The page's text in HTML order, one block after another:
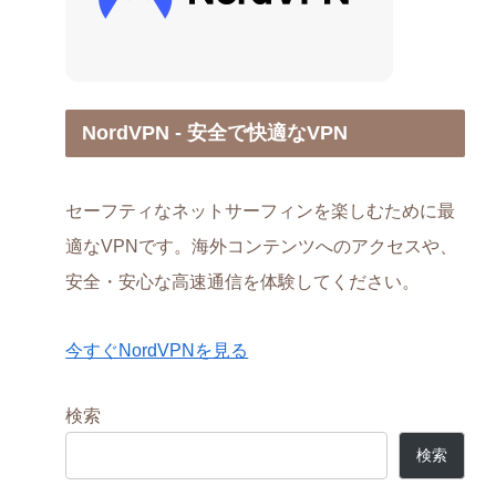
NordVPN - 安全で快適なVPN
セーフティなネットサーフィンを楽しむために最
適なVPNです。海外コンテンツへのアクセスや、
安全・安心な高速通信を体験してください。
今すぐNordVPNを見る
検索
検索